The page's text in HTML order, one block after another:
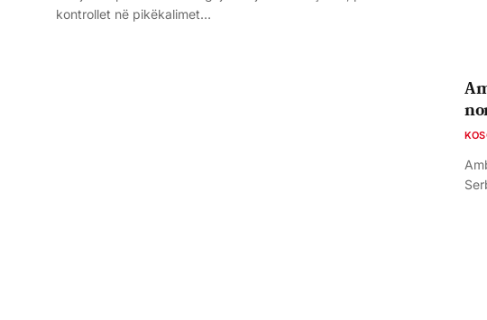
kontrollet në pikëkalimet…